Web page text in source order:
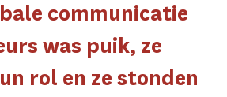
communicatie
was puik, ze
rol en ze stonden